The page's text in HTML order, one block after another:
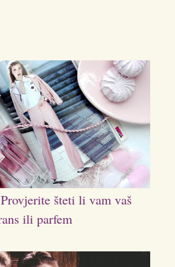
šteti li vam vaš
ili parfem